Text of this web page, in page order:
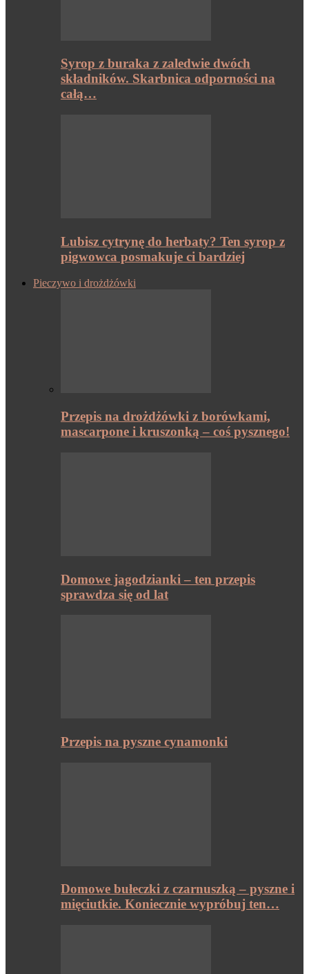
Syrop z buraka z zaledwie dwóch
składników. Skarbnica odporności na
całą…
Lubisz cytrynę do herbaty? Ten syrop z
pigwowca posmakuje ci bardziej
Pieczywo i drożdżówki
Przepis na drożdżówki z borówkami,
mascarpone i kruszonką – coś pysznego!
Domowe jagodzianki – ten przepis
sprawdza się od lat
Przepis na pyszne cynamonki
Domowe bułeczki z czarnuszką – pyszne i
mięciutkie. Koniecznie wypróbuj ten…